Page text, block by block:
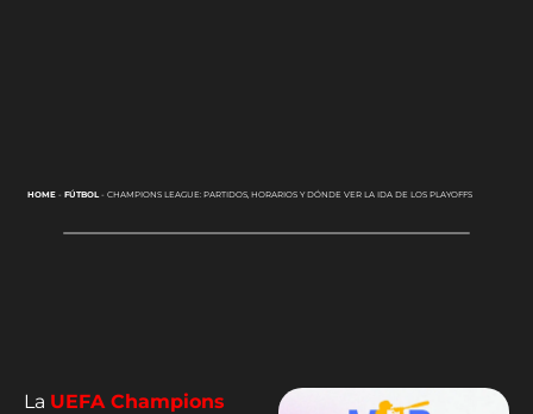
HOME- FÚTBOL- CHAMPIONS LEAGUE: PARTIDOS, HORARIOS Y DÓNDE VER LA IDA DE LOS PLAYOFFS
La UEFA Champions